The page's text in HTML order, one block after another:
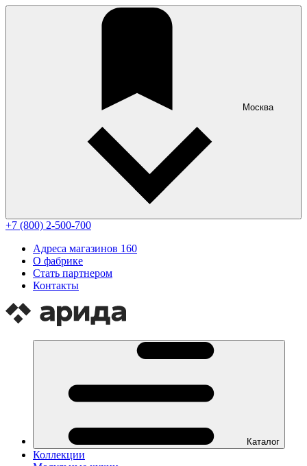
Москва
+7 (800) 2-500-700
Адреса магазинов 160
О фабрике
Стать партнером
Контакты
Каталог
Коллекции